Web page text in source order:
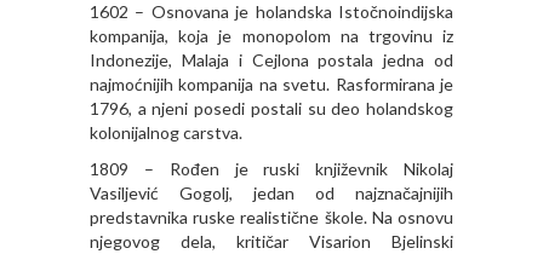
1602 – Osnovana je holandska Istočnoindijska
kompanija, koja je monopolom na trgovinu iz
Indonezije, Malaja i Cejlona postala jedna od
najmoćnijih kompanija na svetu. Rasformirana je
1796, a njeni posedi postali su deo holandskog
kolonijalnog carstva.
1809 – Rođen je ruski književnik Nikolaj
Vasiljević Gogolj, jedan od najznačajnijih
predstavnika ruske realistične škole. Na osnovu
njegovog dela, kritičar Visarion Bjelinski